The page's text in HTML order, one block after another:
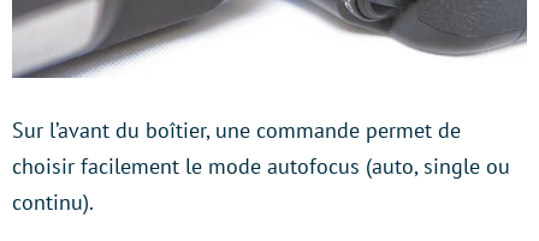
Sur l’avant du boîtier, une commande permet de
choisir facilement le mode autofocus (auto, single ou
continu).